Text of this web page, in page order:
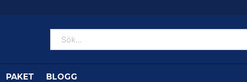
PAKET BLOGG